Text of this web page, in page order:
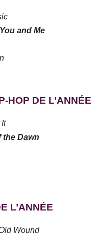
and Me
HOP DE L’ANNÉE
It
the Dawn
L’ANNÉE
Wound